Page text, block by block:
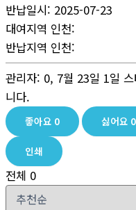
반납일시: 2025-07-23
대여지역 인천:
반납지역 인천:
관리자: 0, 7월 23일 1일
니다.
좋아요 0 싫어요 0
인쇄
전체 0